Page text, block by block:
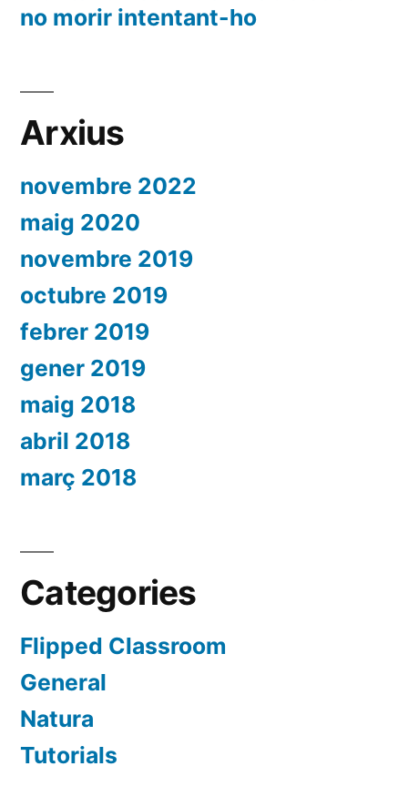
no morir intentant-ho
Arxius
novembre 2022
maig 2020
novembre 2019
octubre 2019
febrer 2019
gener 2019
maig 2018
abril 2018
març 2018
Categories
Flipped Classroom
General
Natura
Tutorials